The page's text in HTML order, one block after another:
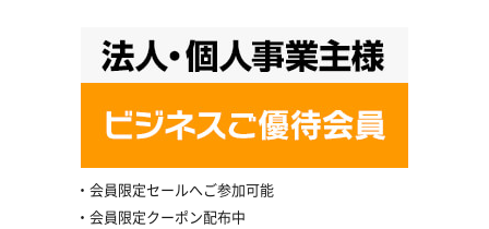
会員限定セールへご参加可能
会員限定クーポン配布中